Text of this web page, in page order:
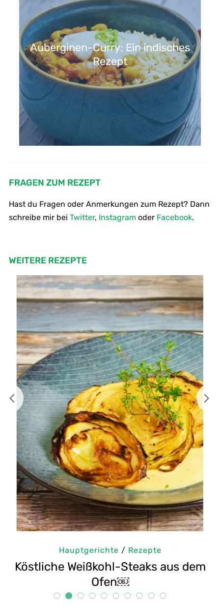
Auberginen-Curry: Ein indisches
Rezept
FRAGEN ZUM REZEPT
Hast du Fragen oder Anmerkungen zum Rezept? Dann
schreibe mir bei Twitter, Instagramoder Facebook.
WEITERE REZEPTE
Hauptgerichte/Rezepte
Selbstgemachte Tahini: Sesampaste
Rezept